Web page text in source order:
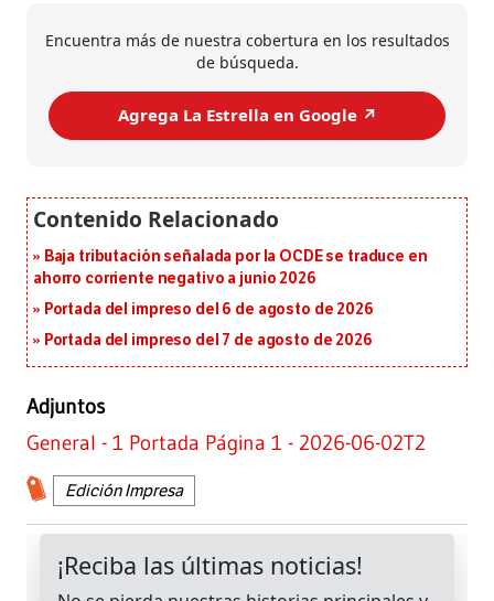
Encuentra más de nuestra cobertura en los resultados
de búsqueda.
Agrega La Estrella en Google ↗️
Baja tributación señalada por la OCDE se traduce en
ahorro corriente negativo a junio 2026
Portada del impreso del 6 de agosto de 2026
Portada del impreso del 7 de agosto de 2026
Adjuntos
General - 1 Portada Página 1 - 2026-06-02T2
Edición Impresa